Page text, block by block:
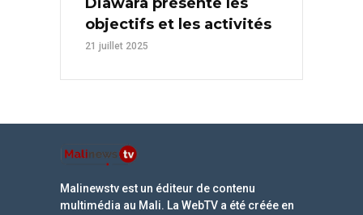
objectifs et les activités
21 juillet 2025
Malinewstv est un éditeur de contenu
multimédia au Mali. La WebTV a été créée en